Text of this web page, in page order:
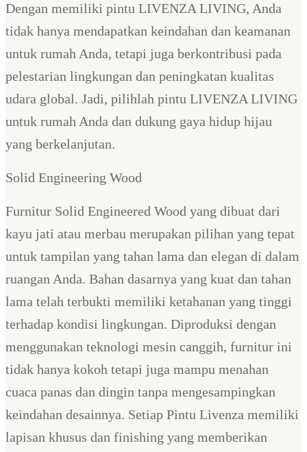
Dengan memiliki pintu LIVENZA LIVING, Anda
tidak hanya mendapatkan keindahan dan keamanan
untuk rumah Anda, tetapi juga berkontribusi pada
pelestarian lingkungan dan peningkatan kualitas
udara global. Jadi, pilihlah pintu LIVENZA LIVING
untuk rumah Anda dan dukung gaya hidup hijau
yang berkelanjutan.
Solid Engineering Wood
Furnitur Solid Engineered Wood yang dibuat dari
kayu jati atau merbau merupakan pilihan yang tepat
untuk tampilan yang tahan lama dan elegan di dalam
ruangan Anda. Bahan dasarnya yang kuat dan tahan
lama telah terbukti memiliki ketahanan yang tinggi
terhadap kondisi lingkungan. Diproduksi dengan
menggunakan teknologi mesin canggih, furnitur ini
tidak hanya kokoh tetapi juga mampu menahan
cuaca panas dan dingin tanpa mengesampingkan
keindahan desainnya. Setiap Pintu Livenza memiliki
lapisan khusus dan finishing yang memberikan